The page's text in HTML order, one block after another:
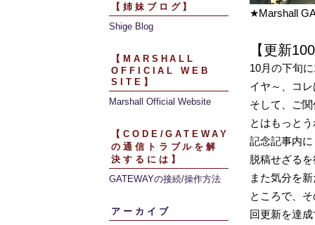
【姉妹ブログ】
Shige Blog
【MARSHALL
OFFICIAL WEB
SITE】
Marshall Official Website
【CODE/GATEWAY
の通信トラブルを解
決するには】
GATEWAYの接続/操作方法
アーカイブ
★Marshall
【更新
10月の下旬
イヤ～、コ
そして、ご
とはもっと
記念記事内
脱稿せざる
また気分を
ところで、
回更新を達